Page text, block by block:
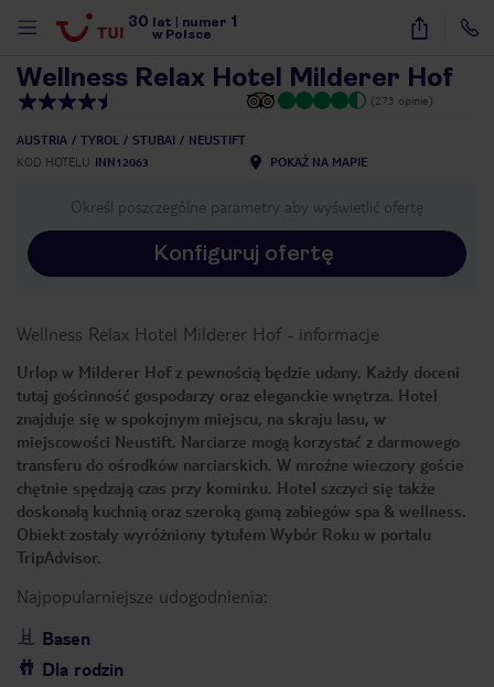
30 lat numer 1
w Polsce
15
Wellness Relax Hotel Milderer Hof
(273 opinie)
AUSTRIA TYROL STUBAI
NEUSTIFT
KOD HOTELU INN12063 POKAŻ NA MAPIE
Określ poszczególne parametry aby wyświetlić ofertę
Konfiguruj ofertę
Wellness Relax Hotel Milderer Hof- informacje
Urlop w Milderer Hof z pewnością będzie udany. Każdy doceni
tutaj gościnność gospodarzy oraz eleganckie wnętrza. Hotel
znajduje się w spokojnym miejscu, na skraju lasu, w
miejscowości Neustift. Narciarze mogą korzystać z darmowego
transferu do ośrodków narciarskich. W mroźne wieczory goście
chętnie spędzają czas przy kominku. Hotel szczyci się także
doskonałą kuchnią oraz szeroką gamą zabiegów spa & wellness.
Obiekt zostały wyróżniony tytułem Wybór Roku w portalu
TripAdvisor.
Najpopularniejsze udogodnienia:
Basen
Dla rodzin